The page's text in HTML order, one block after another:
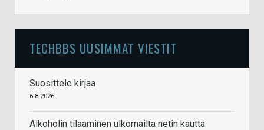
TECHBBS UUSIMMAT VIESTIT
Suosittele kirjaa
6.8.2026
Alkoholin tilaaminen ulkomailta netin kautta